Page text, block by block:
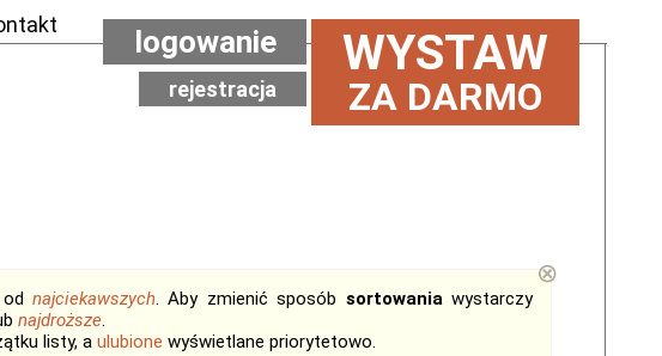
WYSTAW
ZA DARMO
logowanie
rejestracja
odnajciekawszych. Aby zmienić sposób sortowaniawystarczy
najdroższe.
listy, a ulubione wyświetlane priorytetowo.
⊗